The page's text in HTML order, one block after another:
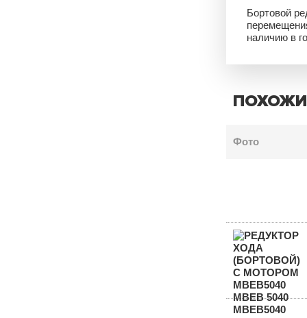
Бортовой
наличию в
Фото